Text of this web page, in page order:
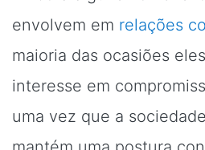
envolvem em relações
maioria das ocasiões
interesse em
uma vez que a